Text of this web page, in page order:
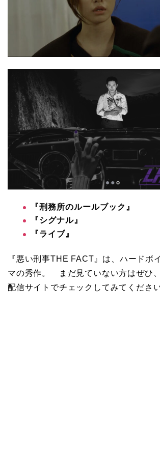
『刑務所のルールブック』
『シグナル』
『ライブ』
『悪い刑事THE FACT』は、ハードボ
マの秀作。 まだ見ていない方はぜひ
配信サイトでチェックしてみてくださ